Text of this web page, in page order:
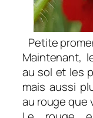
Petite
Maintenant,
au sol et les
mais aussi
au rouge que